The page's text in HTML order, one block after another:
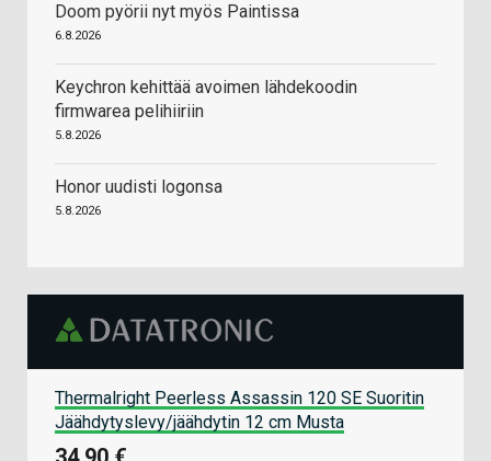
Doom pyörii nyt myös Paintissa
6.8.2026
Keychron kehittää avoimen lähdekoodin
firmwarea pelihiiriin
5.8.2026
Honor uudisti logonsa
5.8.2026
Thermalright Peerless Assassin 120 SE Suoritin
Jäähdytyslevy/jäähdytin 12 cm Musta